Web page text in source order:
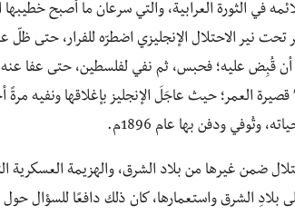
في الثورة العرابية، والتي سرعان ما أصبح خطيبها
تحت نير الاحتلال الإنجليزي اضطرّه للفرار، حتى
أن قُبِض عليه؛ فحبس، ثم نفي لفلسطين، حتى عفا
قصيرة العمر؛ حيث عاجَلَ الإنجليز بإغلاقها ونفيه
وتُوفي ودفن بها عام 1896م.
ضمن غيرها من بلاد الشرق، والهزيمة
بلادِ الشرق واستعمارها، كان ذلك دافعًا للسؤال